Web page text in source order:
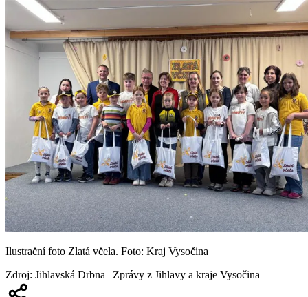
Ilustrační foto Zlatá včela. Foto: Kraj Vysočina
Zdroj: Jihlavská Drbna | Zprávy z Jihlavy a kraje Vysočina